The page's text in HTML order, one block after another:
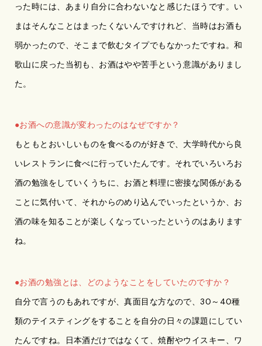
った時には、あまり自分に合わないなと感じたほうです。い
まはそんなことはまったくないんですけれど、当時はお酒も
弱かったので、そこまで飲むタイプでもなかったですね。和
歌山に戻った当初も、お酒はやや苦手という意識がありまし
た。
●お酒への意識が変わったのはなぜですか？
もともとおいしいものを食べるのが好きで、大学時代から良
いレストランに食べに行っていたんです。それでいろいろお
酒の勉強をしていくうちに、お酒と料理に密接な関係がある
ことに気付いて、それからのめり込んでいったというか、お
酒の味を知ることが楽しくなっていったというのはあります
ね。
●お酒の勉強とは、どのようなことをしていたのですか？
自分で言うのもあれですが、真面目な方なので、30～40種
類のテイスティングをすることを自分の日々の課題にしてい
たんですね。日本酒だけではなくて、焼酎やウイスキー、ワ